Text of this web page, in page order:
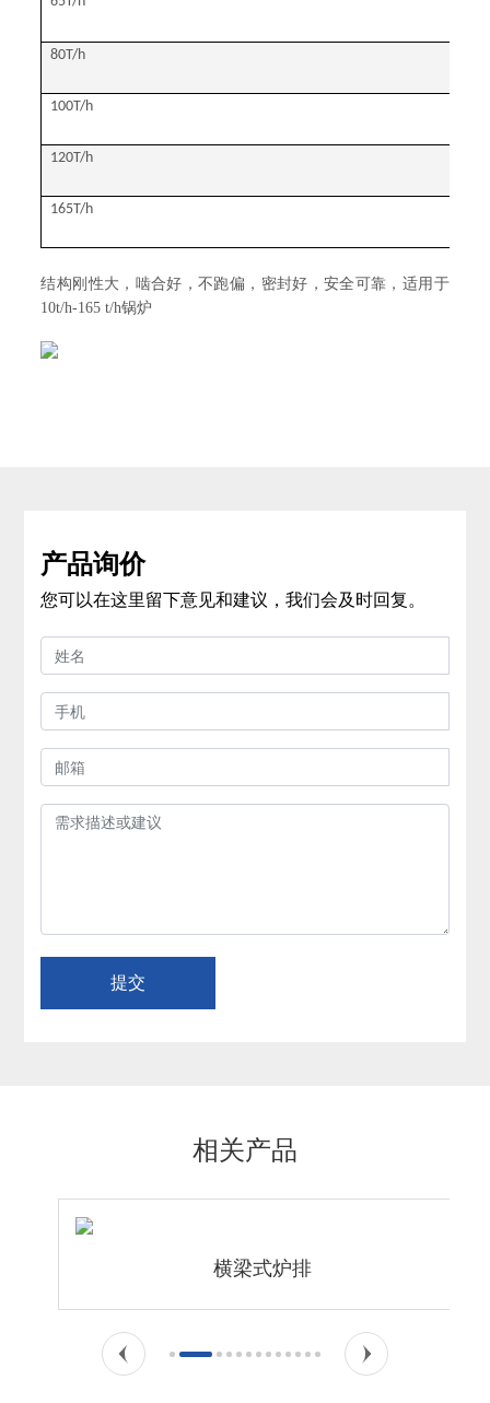
80T/h
100T/h
120T/h
165T/h
结构刚性大，啮合好，不跑偏，密封好，安全可靠，适用于
10t/h-165 t/h锅炉
产品询价
您可以在这里留下意见和建议，我们会及时回复。
提交
相关产品
横梁式炉排